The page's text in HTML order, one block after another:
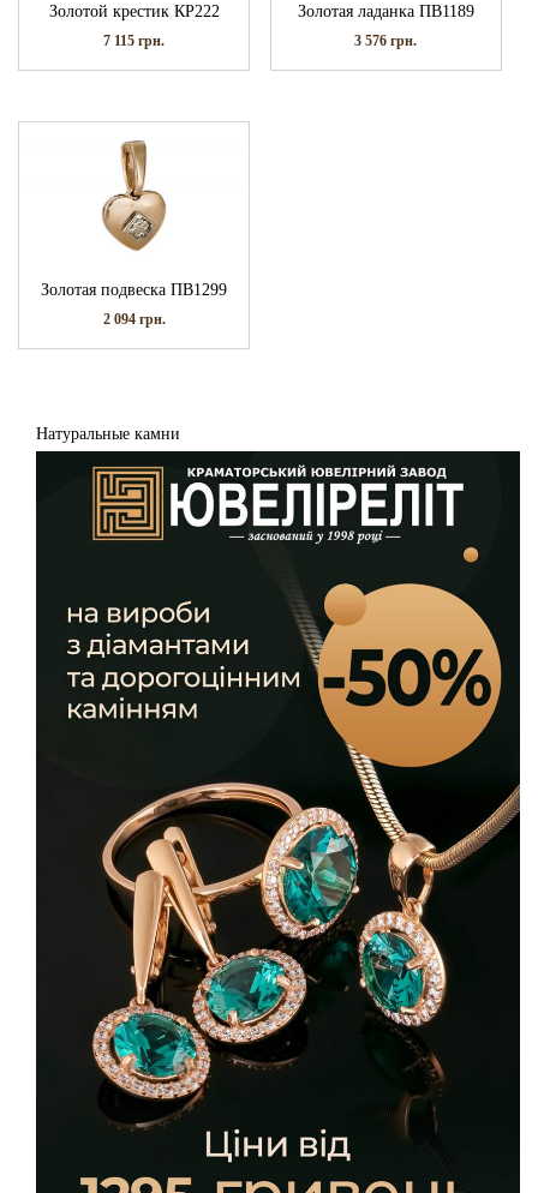
Золотой крестик КР222
7 115грн.
Золотая ладанка ПВ1189
3 576грн.
Золотая подвеска ПВ1299
2 094 грн.
Натуральные камни